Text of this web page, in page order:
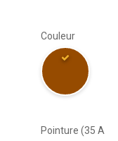
Couleur
Pointure (35 A